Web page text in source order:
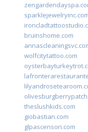
bruinshome.com
wolfcitytattoo.com
theslushkids.com
giobastian.com
glpascensori.com